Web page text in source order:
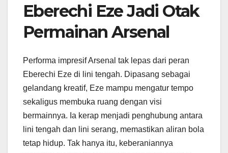
Eberechi Eze Jadi Otak
Permainan Arsenal
Performa impresif Arsenal tak lepas dari peran
Eberechi Eze di lini tengah. Dipasang sebagai
gelandang kreatif, Eze mampu mengatur tempo
sekaligus membuka ruang dengan visi
bermainnya. Ia kerap menjadi penghubung antara
lini tengah dan lini serang, memastikan aliran bola
tetap hidup. Tak hanya itu, keberaniannya